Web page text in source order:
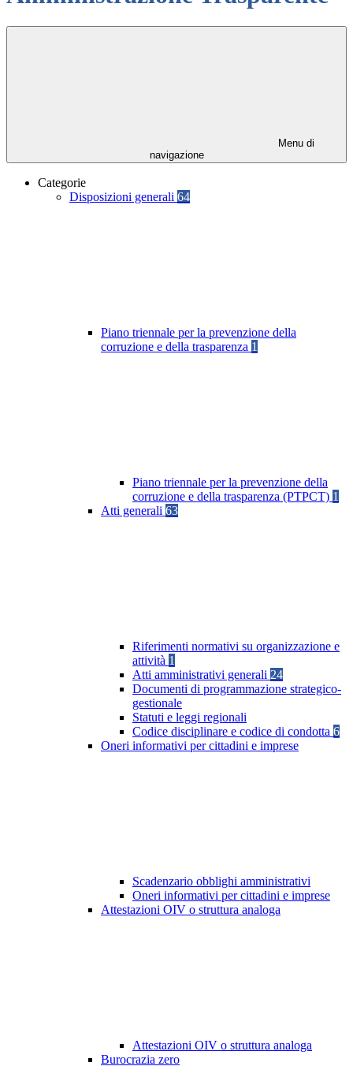
Menu di
navigazione
Categorie
Disposizioni generali 64
Piano triennale per la prevenzione della
corruzione e della trasparenza 1
Piano triennale per la prevenzione della
corruzione e della trasparenza (PTPCT) 1
Atti generali 63
Riferimenti normativi su organizzazione e
attività 1
Atti amministrativi generali 24
Documenti di programmazione strategico-
gestionale
Statuti e leggi regionali
Codice disciplinare e codice di condotta 6
Oneri informativi per cittadini e imprese
Scadenzario obblighi amministrativi
Oneri informativi per cittadini e imprese
Attestazioni OIV o struttura analoga
Attestazioni OIV o struttura analoga
Burocrazia zero